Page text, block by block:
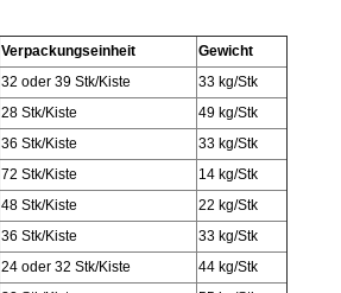
Verpackungseinheit
Gewicht
32 oder 39 Stk/Kiste
33 kg/Stk
28 Stk/Kiste
49 kg/Stk
36 Stk/Kiste
33 kg/Stk
72 Stk/Kiste
14 kg/Stk
48 Stk/Kiste
22 kg/Stk
36 Stk/Kiste
33 kg/Stk
24 oder 32 Stk/Kiste
44 kg/Stk